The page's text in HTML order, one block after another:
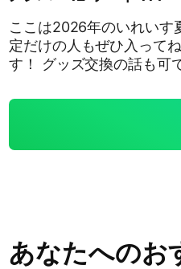
ここは2026年のいれいす
定だけの人もぜひ入って
す！ グッズ交換の話も可
あなたへのお